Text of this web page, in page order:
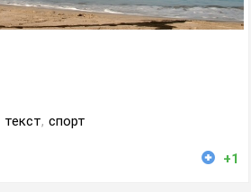
текст, спорт
+1